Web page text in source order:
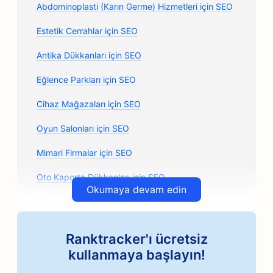
Abdominoplasti (Karın Germe) Hizmetleri için SEO
Estetik Cerrahlar için SEO
Antika Dükkanları için SEO
Eğlence Parkları için SEO
Cihaz Mağazaları için SEO
Oyun Salonları için SEO
Mimari Firmalar için SEO
Oto Kaporta Dükkanları için SEO
Otomobil Parçaları Mağazaları için SEO
Oto Tamir Atölyeleri için SEO
Okumaya devam edin
Ranktracker'ı ücretsiz
kullanmaya başlayın!